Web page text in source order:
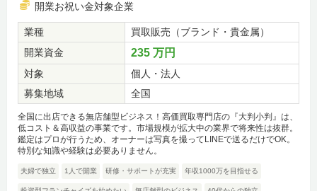
開業お祝い金対象企業
業種
買取販売（ブランド・貴金属）
開業資金
235 万円
対象
個人・法人
募集地域
全国
全国に出店できる無店舗型ビジネス！高価買取専門店の『大判小判』は、
低コスト＆高収益の事業です。市場規模が拡大中の業界で将来性は抜群。
鑑定はプロが行うため、オーナーは写真を撮ってLINEで送るだけでOK。
特別な知識や経験は必要ありません。
夫婦で独立 1人で開業 研修・サポートが充実 年収1000万を目指せる